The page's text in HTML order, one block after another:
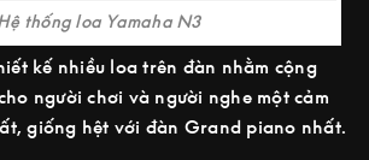
thống loa Yamaha N3
kế nhiều loa trên đàn nhằm cộng
người chơi và người nghe một cảm
giống hệt với đàn Grand piano nhất.